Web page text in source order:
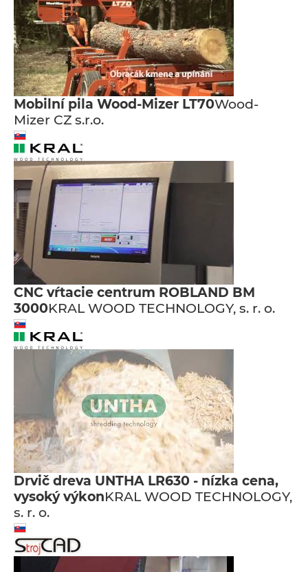
Mobilní pila Wood-Mizer LT70Wood-
Mizer CZ s.r.o.
CNC vŕtacie centrum ROBLAND BM
3000KRAL WOOD TECHNOLOGY, s. r. o.
Drvič dreva UNTHA LR630 - nízka cena,
vysoký výkonKRAL WOOD TECHNOLOGY,
s. r. o.